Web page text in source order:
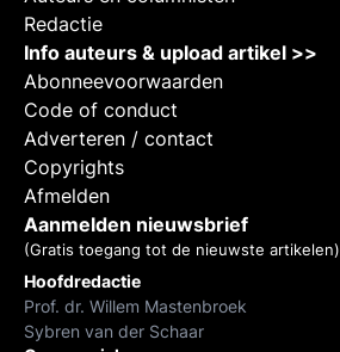
Redactie
Info auteurs & upload artikel >>
Abonneevoorwaarden
Code of conduct
Adverteren / contact
Copyrights
Afmelden
Aanmelden nieuwsbrief
(Gratis toegang tot de nieuwste artikelen)
Hoofdredactie
Prof. dr. Willem Mastenbroek
Sybren van der Schaar